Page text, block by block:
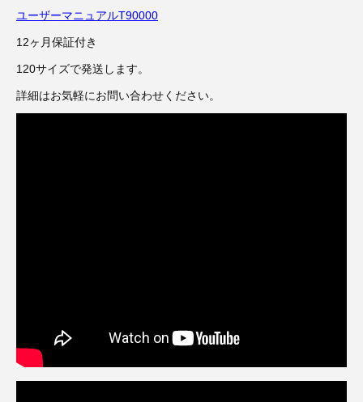
ユーザーマニュアルT90000
12ヶ月保証付き
120サイズで発送します。
詳細はお気軽にお問い合わせください。